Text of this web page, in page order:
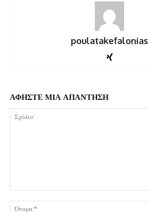
poulatakefalonias
ΑΦΗΣΤΕ ΜΙΑ ΑΠΑΝΤΗΣΗ